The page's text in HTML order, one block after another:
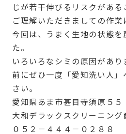
じが若干伸びるリスクがある
ご理解いただきましての作業
今回は、うまく生地の状態を
た。
いろいろなシミの原因があ
前にぜひ一度「愛知洗い人
さい。
愛知県あま市甚目寺須原５５
大和デラックスクリーニング
０５２－４４４－０２８８